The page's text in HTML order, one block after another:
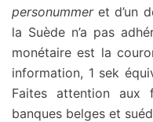
personummeret d’un
la Suède n’a pas
monétaire est la
information, 1 sek
Faites attention aux
banques belges et